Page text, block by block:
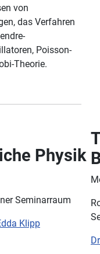
von
das Verfahren
Poisson-
Theorie.
Physik
Seminarraum
Klipp